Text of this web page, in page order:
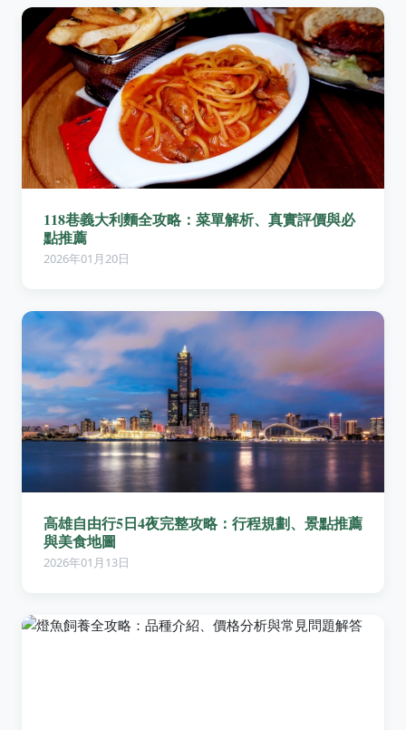
118巷義大利麵全攻略：菜單解析、真實評價與必
點推薦
2026年01月20日
高雄自由行5日4夜完整攻略：行程規劃、景點推薦
與美食地圖
2026年01月13日